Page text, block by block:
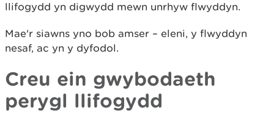
llifogydd yn digwydd mewn unrhyw flwyddyn.
Mae'r siawns yno bob amser – eleni, y flwyddyn
nesaf, ac yn y dyfodol.
Creu ein gwybodaeth
perygl llifogydd